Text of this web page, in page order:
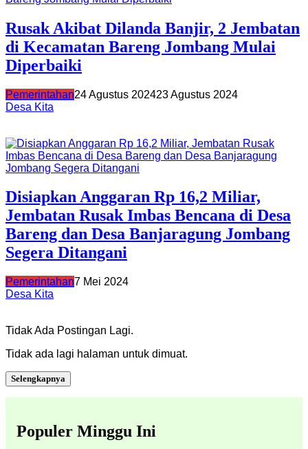
Rusak Akibat Dilanda Banjir, 2 Jembatan
di Kecamatan Bareng Jombang Mulai
Diperbaiki
Pemerintahan24 Agustus 202423 Agustus 2024
Desa Kita
Disiapkan Anggaran Rp 16,2 Miliar,
Jembatan Rusak Imbas Bencana di Desa
Bareng dan Desa Banjaragung Jombang
Segera Ditangani
Pemerintahan7 Mei 2024
Desa Kita
Tidak Ada Postingan Lagi.
Tidak ada lagi halaman untuk dimuat.
Selengkapnya
Populer Minggu Ini